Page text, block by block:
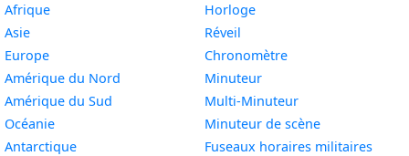
Afrique
Asie
Europe
Amérique du Nord
Amérique du Sud
Océanie
Antarctique
Horloge
Réveil
Chronomètre
Minuteur
Multi-Minuteur
Minuteur de scène
Fuseaux horaires militaires